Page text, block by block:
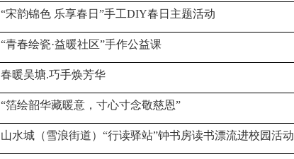
“宋韵锦色 乐享春日”手工DIY春日主题活动
“青春绘瓷·益暖社区”手作公益课
春暖吴塘.巧手焕芳华
“箔绘韶华藏暖意，寸心寸念敬慈恩”
山水城（雪浪街道）“行读驿站”钟书房读书漂流进校园活动